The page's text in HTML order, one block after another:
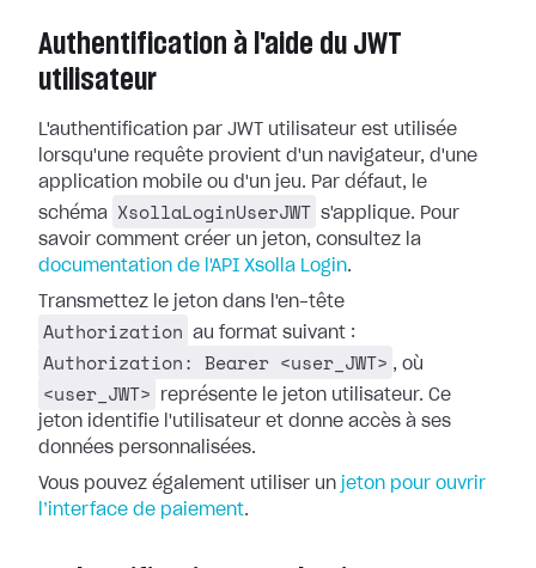
Authentification à l'aide du JWT
utilisateur
L'authentification par JWT utilisateur est utilisée
lorsqu'une requête provient d'un navigateur, d'une
application mobile ou d'un jeu. Par défaut, le
schéma
XsollaLoginUserJWT s'applique. Pour
savoir comment créer un jeton, consultez la
documentation de l'API Xsolla Login.
Transmettez le jeton dans l'en-tête
Authorization au format suivant :
Authorization: Bearer <user_JWT> , où
<user_JWT>
représente le jeton utilisateur. Ce
jeton identifie l'utilisateur et donne accès à ses
données personnalisées.
Vous pouvez également utiliser un jeton pour ouvrir
l’interface de paiement.